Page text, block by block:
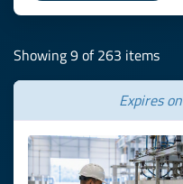
Showing 9 of 263 items
Expires on